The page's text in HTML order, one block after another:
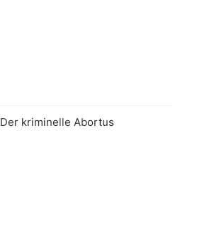
Der kriminelle Abortus